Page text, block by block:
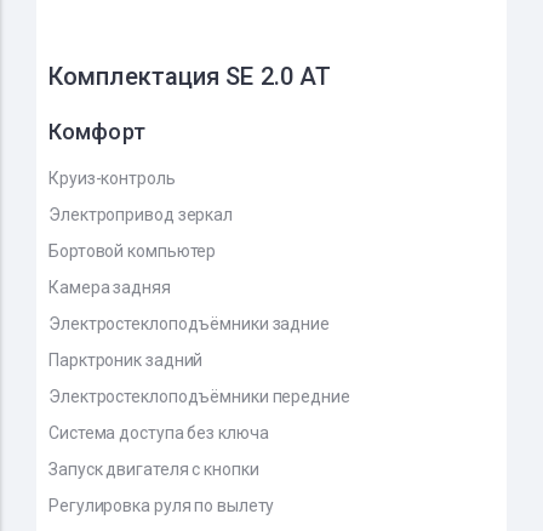
Комплектация SE 2.0 AT
Комфорт
Круиз-контроль
Электропривод зеркал
Бортовой компьютер
Камера задняя
Электростеклоподъёмники задние
Парктроник задний
Электростеклоподъёмники передние
Система доступа без ключа
Запуск двигателя с кнопки
Регулировка руля по вылету